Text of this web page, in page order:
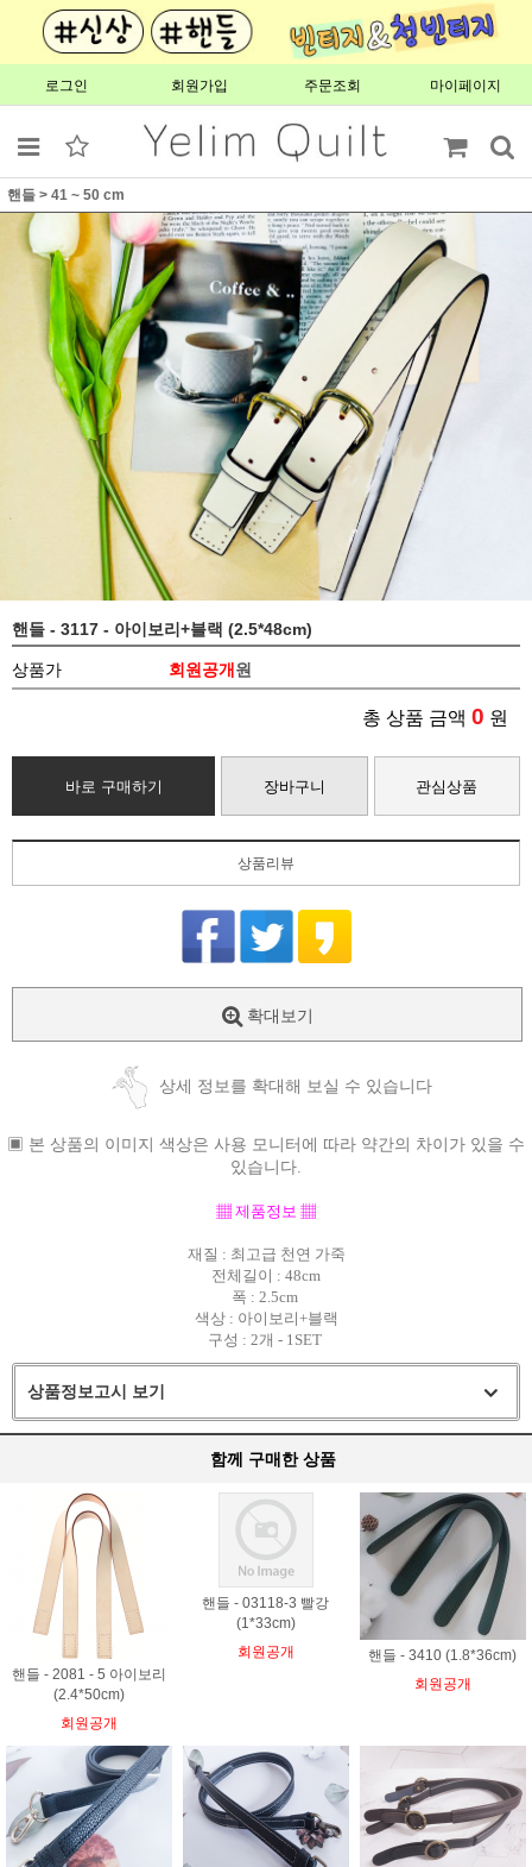
로그인 회원가입 주문조회 마이페이지
핸들 > 41 ~ 50 cm
핸들 - 3117 - 아이보리+블랙 (2.5*48cm)
상품가 회원공개 원
총 상품 금액 0 원
바로 구매하기 장바구니 관심상품
상품리뷰
확대보기
상세 정보를 확대해 보실 수 있습니다
▣ 본 상품의 이미지 색상은 사용 모니터에 따라 약간의 차이가 있을 수
있습니다.
▦ 제품정보 ▦
재질 : 최고급 천연 가죽
전체길이 : 48cm
폭 : 2.5cm
색상 : 아이보리+블랙
구성 : 2개 - 1SET
상품정보고시 보기
함께 구매한 상품
핸들 - 2081 - 5 아이보리
(2.4*50cm)
회원공개
핸들 - 03118-3 빨강
(1*33cm)
회원공개
핸들 - 3410 (1.8*36cm)
회원공개